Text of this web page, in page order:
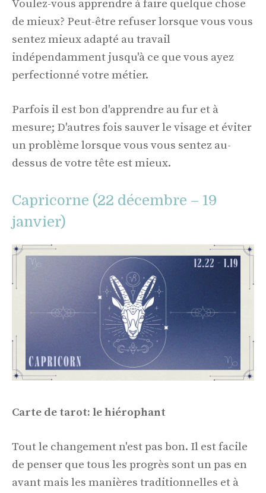
Voulez-vous apprendre à faire quelque chose
de mieux? Peut-être refuser lorsque vous vous
sentez mieux adapté au travail
indépendamment jusqu'à ce que vous ayez
perfectionné votre métier.
Parfois il est bon d'apprendre au fur et à
mesure; D'autres fois sauver le visage et éviter
un problème lorsque vous vous sentez au-
dessus de votre tête est mieux.
Capricorne (22 décembre – 19
janvier)
Carte de tarot: le hiérophant
Tout le changement n'est pas bon. Il est facile
de penser que tous les progrès sont un pas en
avant mais les manières traditionnelles et à